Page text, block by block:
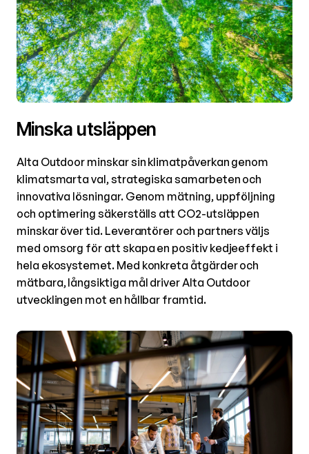
Minska utsläppen
Alta Outdoor minskar sin klimatpåverkan genom
klimatsmarta val, strategiska samarbeten och
innovativa lösningar. Genom mätning, uppföljning
och optimering säkerställs att CO2-utsläppen
minskar över tid. Leverantörer och partners väljs
med omsorg för att skapa en positiv kedjeeffekt i
hela ekosystemet. Med konkreta åtgärder och
mätbara, långsiktiga mål driver Alta Outdoor
utvecklingen mot en hållbar framtid.